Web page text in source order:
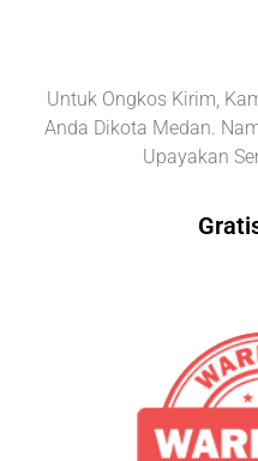
Untuk Ongkos Kirim,
Anda Dikota Medan.
Upayakan